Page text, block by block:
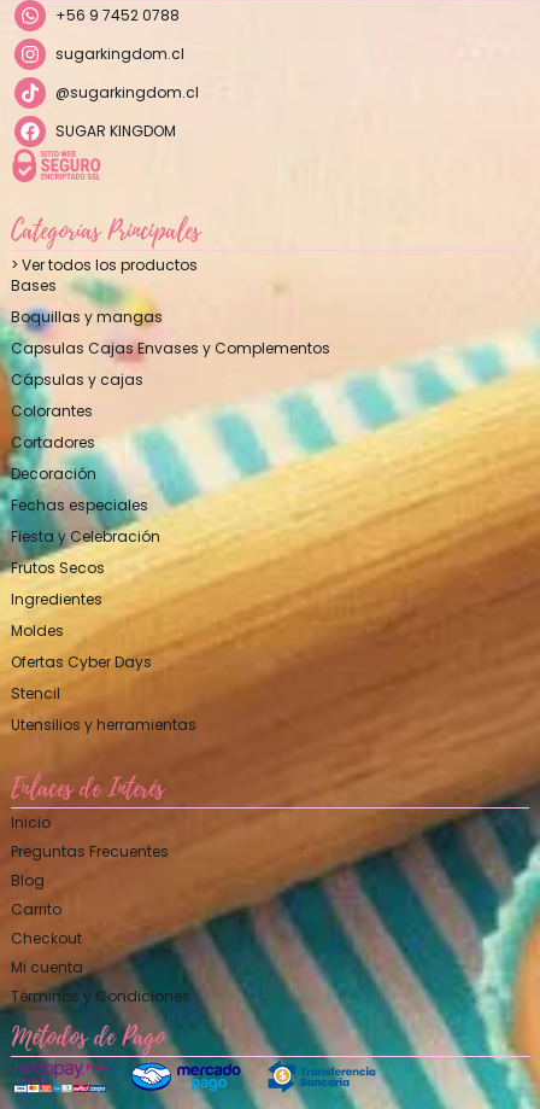
+56 9 7452 0788
sugarkingdom.cl
@sugarkingdom.cl
SUGAR KINGDOM
Categorías Principales
> Ver todos los productos
Bases
Boquillas y mangas
Capsulas Cajas Envases y Complementos
Cápsulas y cajas
Colorantes
Cortadores
Decoración
Fechas especiales
Fiesta y Celebración
Frutos Secos
Ingredientes
Moldes
Ofertas Cyber Days
Stencil
Utensilios y herramientas
Enlaces de Interés
Inicio
Preguntas Frecuentes
Blog
Carrito
Checkout
Mi cuenta
Términos y Condiciones
Métodos de Pago